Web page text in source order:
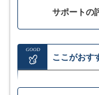
を行っていたた
た。しかし、
され、正確性が
サポートの
GOOD
ここがおす
クラウドERPシ